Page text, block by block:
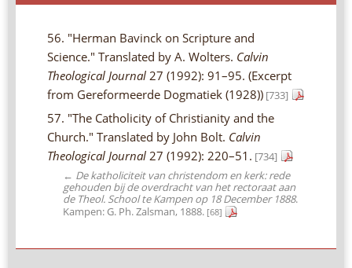
56. "Herman Bavinck on Scripture and
Science." Translated by A. Wolters. Calvin
Theological Journal 27 (1992): 91–95. (Excerpt
from Gereformeerde Dogmatiek (1928)) [733]
57. "The Catholicity of Christianity and the
Church." Translated by John Bolt. Calvin
Theological Journal 27 (1992): 220–51. [734]
← De katholiciteit van christendom en kerk: rede
gehouden bij de overdracht van het rectoraat aan
de Theol. School te Kampen op 18 December 1888.
Kampen: G. Ph. Zalsman, 1888. [68]